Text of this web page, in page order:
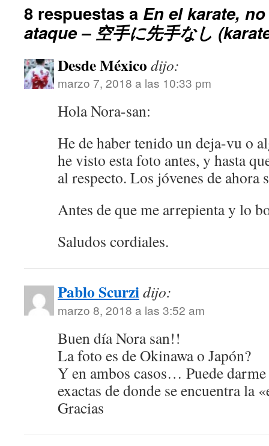
8 respuestas a En el karate,
ataque – 空手に先手なし
Desde México dijo:
marzo 7, 2018 a las 10:33 pm
Hola Nora-san:
He de haber tenido un deja-vu o
he visto esta foto antes, y hasta
al respecto. Los jóvenes de
Antes de que me arrepienta y lo
Saludos cordiales.
Pablo Scurzidijo:
marzo 8, 2018 a las 3:52 am
Buen día Nora san!!
La foto es de Okinawa o Japón?
Y en ambos casos… Puede
exactas de donde se encuentra la
Gracias